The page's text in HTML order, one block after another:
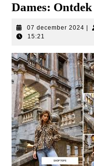
Dames:
07 december 2024 07
15:21